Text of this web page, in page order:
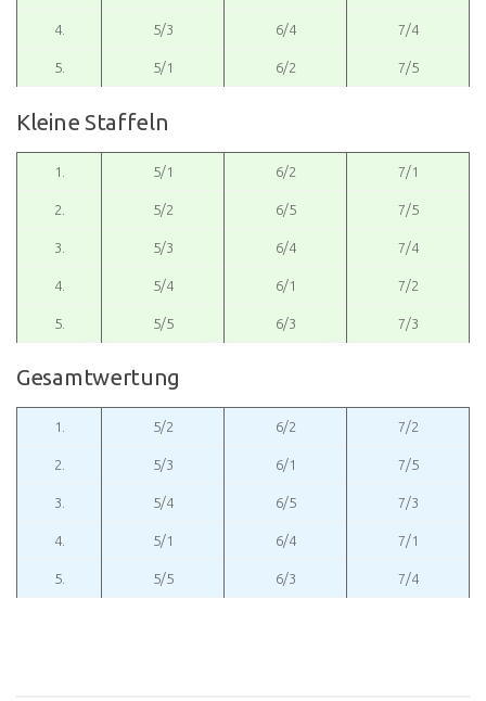
4. 5/3 6/4 7/4
5. 5/1 6/2 7/5
Kleine Staffeln
1. 5/1 6/2 7/1
2. 5/2 6/5 7/5
3. 5/3 6/4 7/4
4. 5/4 6/1 7/2
5. 5/5 6/3 7/3
Gesamtwertung
1. 5/2 6/2 7/2
2. 5/3 6/1 7/5
3. 5/4 6/5 7/3
4. 5/1 6/4 7/1
5. 5/5 6/3 7/4